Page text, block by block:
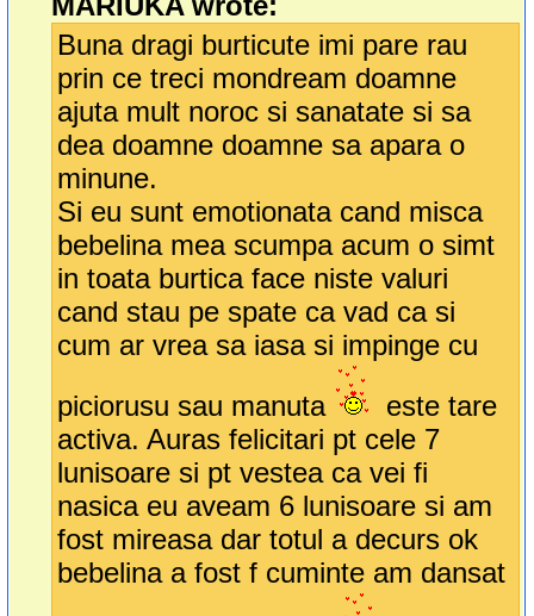
Buna dragi burticute imi pare rau
prin ce treci mondream doamne
ajuta mult noroc si sanatate si sa
dea doamne doamne sa apara o
minune.
Si eu sunt emotionata cand misca
bebelina mea scumpa acum o simt
in toata burtica face niste valuri
cand stau pe spate ca vad ca si
cum ar vrea sa iasa si impinge cu
piciorusu sau manuta
este tare
activa. Auras felicitari pt cele 7
lunisoare si pt vestea ca vei fi
nasica eu aveam 6 lunisoare si am
fost mireasa dar totul a decurs ok
bebelina a fost f cuminte am dansat